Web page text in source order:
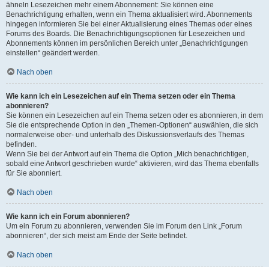
ähneln Lesezeichen mehr einem Abonnement: Sie können eine
Benachrichtigung erhalten, wenn ein Thema aktualisiert wird. Abonnements
hingegen informieren Sie bei einer Aktualisierung eines Themas oder eines
Forums des Boards. Die Benachrichtigungsoptionen für Lesezeichen und
Abonnements können im persönlichen Bereich unter „Benachrichtigungen
einstellen“ geändert werden.
Nach oben
Wie kann ich ein Lesezeichen auf ein Thema setzen oder ein Thema
abonnieren?
Sie können ein Lesezeichen auf ein Thema setzen oder es abonnieren, in dem
Sie die entsprechende Option in den „Themen-Optionen“ auswählen, die sich
normalerweise ober- und unterhalb des Diskussionsverlaufs des Themas
befinden.
Wenn Sie bei der Antwort auf ein Thema die Option „Mich benachrichtigen,
sobald eine Antwort geschrieben wurde“ aktivieren, wird das Thema ebenfalls
für Sie abonniert.
Nach oben
Wie kann ich ein Forum abonnieren?
Um ein Forum zu abonnieren, verwenden Sie im Forum den Link „Forum
abonnieren“, der sich meist am Ende der Seite befindet.
Nach oben